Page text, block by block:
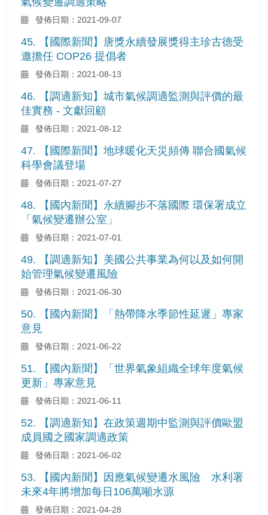
發佈日期：2021-09-07
45. 【國際新聞】唐獎永續發展獎得主珍古德受
邀擔任 COP26 提倡者
發佈日期：2021-08-13
46. 【調適新知】城市氣候調適監測與評價的最
佳實務 - 文獻回顧
發佈日期：2021-08-12
47. 【國際新聞】地球暖化天災頻傳 聯合國氣候
科學會議登場
發佈日期：2021-07-27
48. 【國內新聞】永續腳步不落國際 環保署成立
「氣候變遷辦公室」
發佈日期：2021-07-01
49. 【調適新知】美國公共事業為何以及如何開
始管理氣候變遷風險
發佈日期：2021-06-30
50. 【國內新聞】「熱帶降水季節性延遲」專家
意見
發佈日期：2021-06-22
51. 【國內新聞】「世界氣象組織全球年度氣候
更新」專家意見
發佈日期：2021-06-11
52. 【調適新知】在政策週期中監測與評價歐盟
成員國之國家調適政策
發佈日期：2021-06-02
53. 【國內新聞】因應氣候變遷水風險 水利署
未來4年將增加每日106萬噸水源
發佈日期：2021-04-28